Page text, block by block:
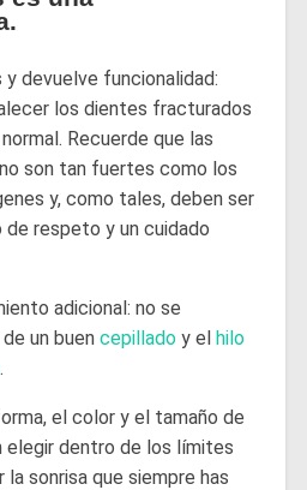
devuelve funcionalidad:
los dientes fracturados
Recuerde que las
son tan fuertes como los
y, como tales, deben ser
respeto y un cuidado
adicional: no se
un buen cepilladoy el hilo
.
el color y el tamaño de
elegir dentro de los límites
sonrisa que siempre has